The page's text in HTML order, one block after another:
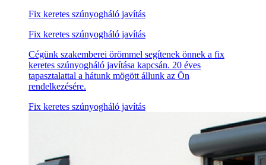
Fix keretes szúnyogháló javítás
Fix keretes szúnyogháló javítás
Cégünk szakemberei örömmel segítenek önnek a fix
keretes szúnyogháló javítása kapcsán. 20 éves
tapasztalattal a hátunk mögött állunk az Ön
rendelkezésére.
Fix keretes szúnyogháló javítás